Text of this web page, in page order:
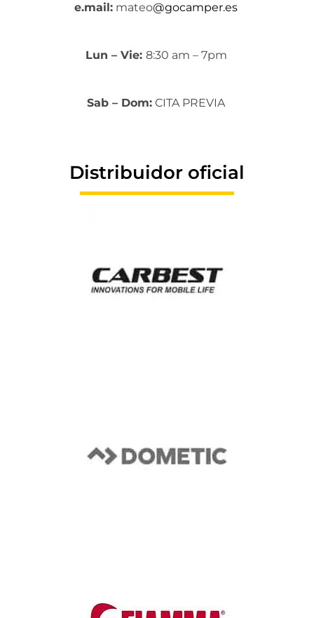
e.mail: mateo@gocamper.es
Lun – Vie: 8:30 am – 7pm
Sab – Dom: CITA PREVIA
Distribuidor oficial